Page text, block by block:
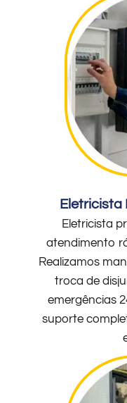
Eletricista
Eletricista
atendimento
Realizamos
troca de
emergências
suporte